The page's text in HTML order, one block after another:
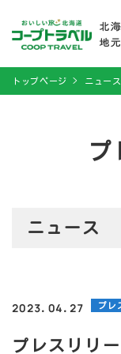
トップページ ニュース
プ
ニュース
2023.04.27 プレ
プレスリリ